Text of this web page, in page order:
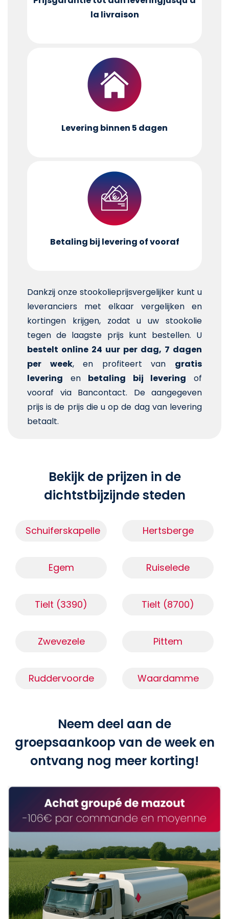
la livraison
Levering binnen 5 dagen
Betaling bij levering of vooraf
Dankzij onze stookolieprijsvergelijker kunt u
leveranciers met elkaar vergelijken en
kortingen krijgen, zodat u uw stookolie
tegen de laagste prijs kunt bestellen. U
bestelt online 24 uur per dag, 7 dagen
per week, en profiteert van gratis
levering en betaling bij levering of
vooraf via Bancontact. De aangegeven
prijs is de prijs die u op de dag van levering
betaalt.
Bekijk de prijzen in de
dichtstbijzijnde steden
Schuiferskapelle Hertsberge
Egem Ruiselede
Tielt (3390) Tielt (8700)
Zwevezele Pittem
Ruddervoorde Waardamme
Neem deel aan de
groepsaankoop van de week en
ontvang nog meer korting!